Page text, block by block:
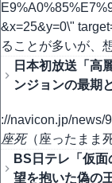
&x=25&y=0\"
ることが多いが、
日本初放送「高
ンジョンの最期
://navicon.jp/news/
座死（座ったまま
BS日テレ「仮
望を抱いた偽の